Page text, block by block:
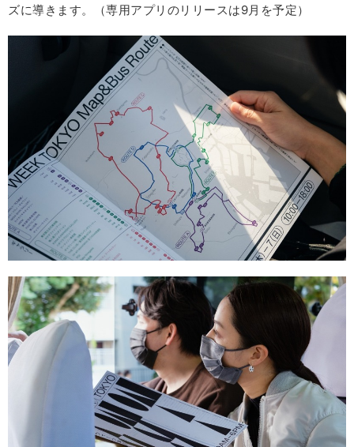
ズに導きます。（専用アプリのリリースは9月を予定）